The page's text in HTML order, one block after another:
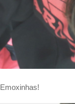
Emoxinhas!